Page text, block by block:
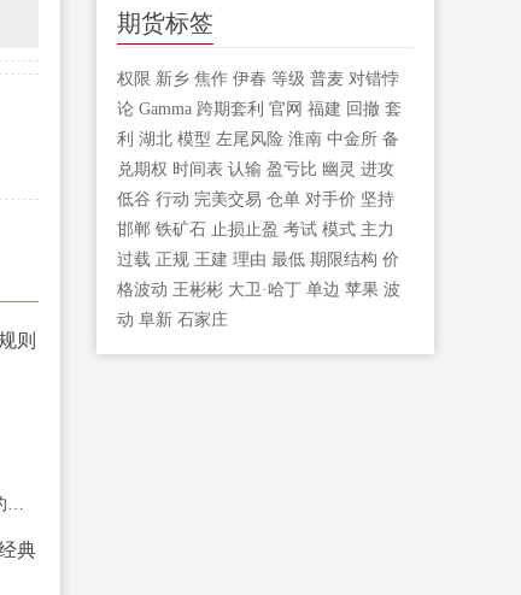
期货标签
权限 新乡 焦作 伊春 等级 普麦 对错悖
论 Gamma 跨期套利 官网 福建 回撤 套
利 湖北 模型 左尾风险 淮南 中金所 备
兑期权 时间表 认输 盈亏比 幽灵 进攻
低谷 行动 完美交易 仓单 对手价 坚持
邯郸 铁矿石 止损止盈 考试 模式 主力
过载 正规 王建 理由 最低 期限结构 价
格波动 王彬彬 大卫·哈丁 单边 苹果 波
动 阜新 石家庄